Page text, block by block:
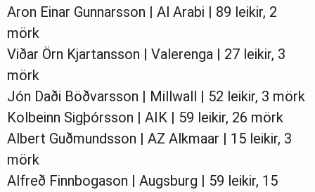
Aron Einar Gunnarsson | Al Arabi | 89 leikir, 2
mörk
Viðar Örn Kjartansson | Valerenga | 27 leikir, 3
mörk
Jón Daði Böðvarsson | Millwall | 52 leikir, 3 mörk
Kolbeinn Sigþórsson | AIK | 59 leikir, 26 mörk
Albert Guðmundsson | AZ Alkmaar | 15 leikir, 3
mörk
Alfreð Finnbogason | Augsburg | 59 leikir, 15